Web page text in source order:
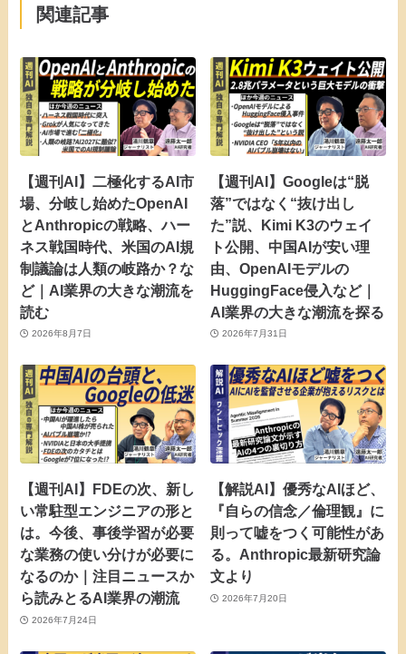
関連記事
【週刊AI】二極化するAI市
場、分岐し始めたOpenAI
とAnthropicの戦略、ハー
ネス戦国時代、米国のAI規
制議論は人類の岐路か？な
ど｜AI業界の大きな潮流を
読む
2026年8月7日
【週刊AI】Googleは“脱
落”ではなく“抜け出し
た”説、Kimi K3のウェイ
ト公開、中国AIが安い理
由、OpenAIモデルの
HuggingFace侵入など｜
AI業界の大きな潮流を探る
2026年7月31日
【週刊AI】FDEの次、新し
い常駐型エンジニアの形と
は。今後、事後学習が必要
な業務の使い分けが必要に
なるのか｜注目ニュースか
ら読みとるAI業界の潮流
2026年7月24日
【解説AI】優秀なAIほど、
『自らの信念／倫理観』に
則って嘘をつく可能性があ
る。Anthropic最新研究論
文より
2026年7月20日